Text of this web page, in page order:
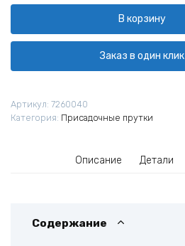
сварочные
нержавеющие
КЕДР
TIG
Ø
(1000
кг)
В корзину
Заказ в один клик
Артикул: 7260040
Категория: Присадочные прутки
Описание Детали
Содержание